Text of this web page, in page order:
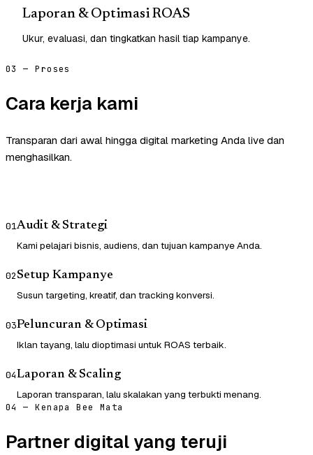
Laporan & Optimasi ROAS
Ukur, evaluasi, dan tingkatkan hasil tiap kampanye.
03 — Proses
Cara kerja kami
Transparan dari awal hingga digital marketing Anda live dan
menghasilkan.
01Audit & Strategi
Kami pelajari bisnis, audiens, dan tujuan kampanye Anda.
02Setup Kampanye
Susun targeting, kreatif, dan tracking konversi.
03Peluncuran & Optimasi
Iklan tayang, lalu dioptimasi untuk ROAS terbaik.
04Laporan & Scaling
Laporan transparan, lalu skalakan yang terbukti menang.
04 — Kenapa Bee Mata
Partner digital yang teruji